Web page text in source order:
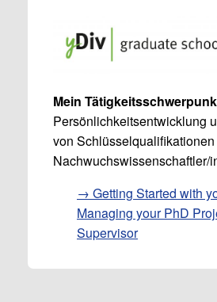
Mein
Persönlichkeitsentwicklung
von Schlüsselqualifikationen
Nachwuchswissenschaftler/
→ Getting Started with
Managing your PhD
Supervisor